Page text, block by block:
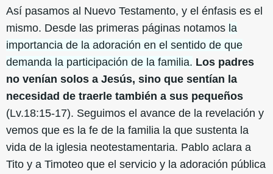
Así pasamos al Nuevo Testamento, y el énfasis es el
mismo. Desde las primeras páginas notamos la
importancia de la adoración en el sentido de que
demanda la participación de la familia. Los padres
no venían solos a Jesús, sino que sentían la
necesidad de traerle también a sus pequeños
(Lv.18:15-17). Seguimos el avance de la revelación y
vemos que es la fe de la familia la que sustenta la
vida de la iglesia neotestamentaria. Pablo aclara a
Tito y a Timoteo que el servicio y la adoración pública